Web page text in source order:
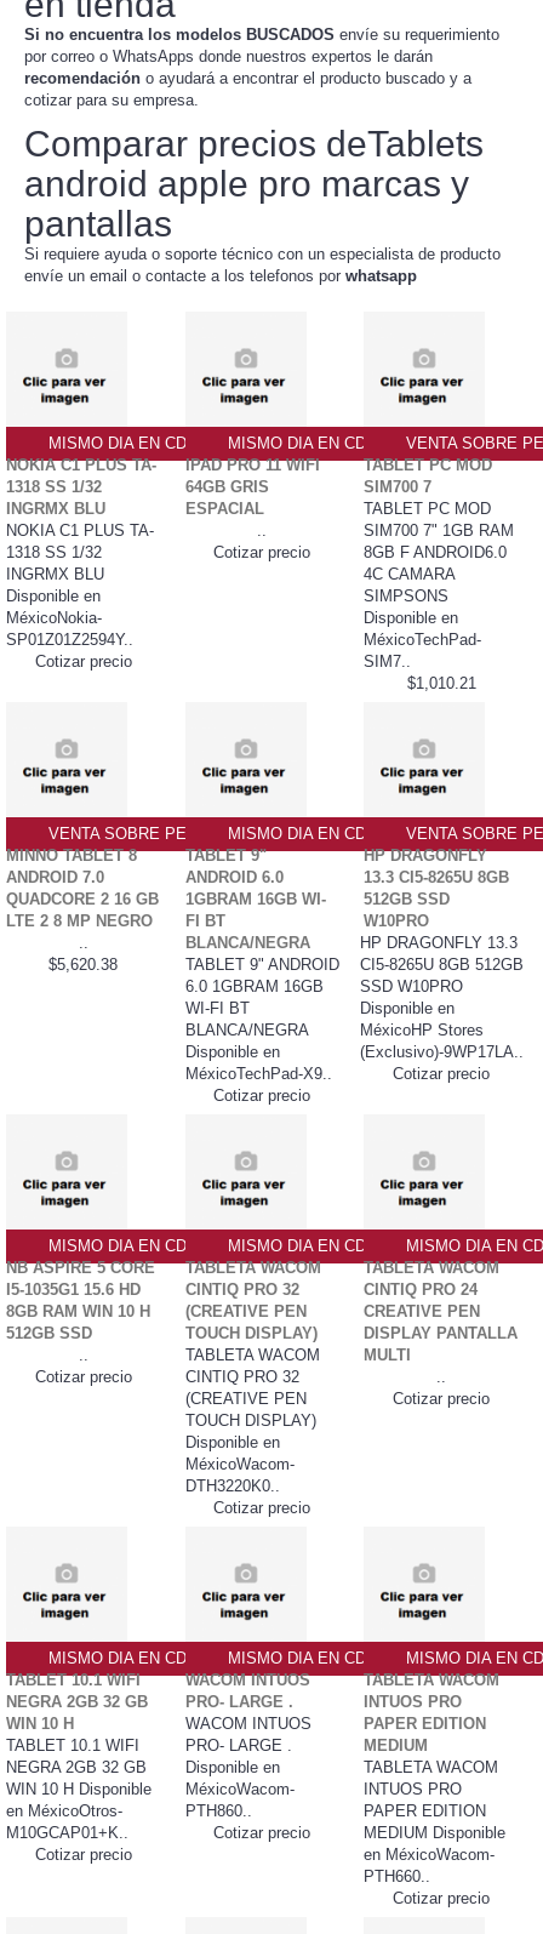
Si no encuentra los modelos BUSCADOS envíe su requerimiento
por correo o WhatsApps donde nuestros expertos le darán
recomendación o ayudará a encontrar el producto buscado y a
cotizar para su empresa.
Comparar precios deTablets
android apple pro marcas y
pantallas
Si requiere ayuda o soporte técnico con un especialista de producto
envíe un email o contacte a los telefonos por whatsapp
MISMO DIA EN CDMX
NOKIA C1 PLUS TA-
1318 SS 1/32
INGRMX BLU
NOKIA C1 PLUS TA-
1318 SS 1/32
INGRMX BLU
Disponible en
MéxicoNokia-
SP01Z01Z2594Y..
Cotizar precio
MISMO DIA EN CDMX
IPAD PRO 11 WIFI
64GB GRIS
ESPACIAL
..
Cotizar precio
VENTA SOBRE
TABLET PC MOD
SIM700 7
TABLET PC MOD
SIM700 7" 1GB RAM
8GB F ANDROID6.0
4C CAMARA
SIMPSONS
Disponible en
MéxicoTechPad-
SIM7..
$1,010.21
VENTA SOBRE PEDIDO PO
MINNO TABLET 8
ANDROID 7.0
QUADCORE 2 16 GB
LTE 2 8 MP NEGRO
..
$5,620.38
MISMO DIA EN CDMX
TABLET 9"
ANDROID 6.0
1GBRAM 16GB WI-
FI BT
BLANCA/NEGRA
TABLET 9" ANDROID
6.0 1GBRAM 16GB
WI-FI BT
BLANCA/NEGRA
Disponible en
MéxicoTechPad-X9..
Cotizar precio
VENTA SOBRE
HP DRAGONFLY
13.3 CI5-8265U 8GB
512GB SSD
W10PRO
HP DRAGONFLY 13.3
CI5-8265U 8GB 512GB
SSD W10PRO
Disponible en
MéxicoHP Stores
(Exclusivo)-9WP17LA..
Cotizar precio
MISMO DIA EN CDMX
NB ASPIRE 5 CORE
I5-1035G1 15.6 HD
8GB RAM WIN 10 H
512GB SSD
..
Cotizar precio
MISMO DIA EN CDMX
TABLETA WACOM
CINTIQ PRO 32
(CREATIVE PEN
TOUCH DISPLAY)
TABLETA WACOM
CINTIQ PRO 32
(CREATIVE PEN
TOUCH DISPLAY)
Disponible en
MéxicoWacom-
DTH3220K0..
Cotizar precio
MISMO DIA EN
TABLETA WACOM
CINTIQ PRO 24
CREATIVE PEN
DISPLAY PANTALLA
MULTI
..
Cotizar precio
MISMO DIA EN CDMX
TABLET 10.1 WIFI
NEGRA 2GB 32 GB
WIN 10 H
TABLET 10.1 WIFI
NEGRA 2GB 32 GB
WIN 10 H Disponible
en MéxicoOtros-
M10GCAP01+K..
Cotizar precio
MISMO DIA EN CDMX
WACOM INTUOS
PRO- LARGE .
WACOM INTUOS
PRO- LARGE .
Disponible en
MéxicoWacom-
PTH860..
Cotizar precio
MISMO DIA EN
TABLETA WACOM
INTUOS PRO
PAPER EDITION
MEDIUM
TABLETA WACOM
INTUOS PRO
PAPER EDITION
MEDIUM Disponible
en MéxicoWacom-
PTH660..
Cotizar precio